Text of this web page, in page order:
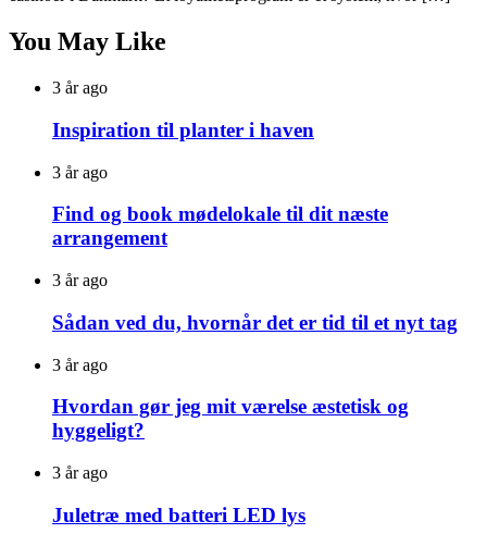
You May Like
3 år ago
Inspiration til planter i haven
3 år ago
Find og book mødelokale til dit næste
arrangement
3 år ago
Sådan ved du, hvornår det er tid til et nyt tag
3 år ago
Hvordan gør jeg mit værelse æstetisk og
hyggeligt?
3 år ago
Juletræ med batteri LED lys